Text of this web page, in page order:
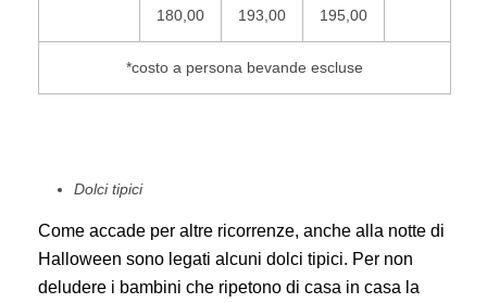
180,00
193,00
195,00
*costo a persona bevande escluse
Dolci tipici
Come accade per altre ricorrenze, anche alla notte di
Halloween sono legati alcuni dolci tipici. Per non
deludere i bambini che ripetono di casa in casa la